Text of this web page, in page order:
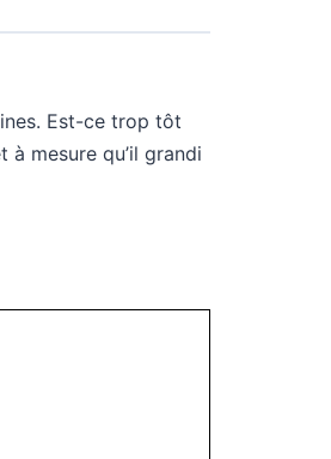
Est-ce trop tôt
mesure qu’il grandi